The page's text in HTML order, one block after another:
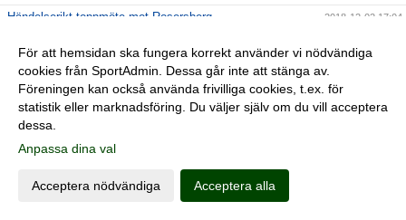
Händelserikt toppmöte mot Rosersberg 2018-12-02 17:04
Handbollshöjdare i Decemberdrag
Stabil hemmaseger = 7:e raka 2018-11-24 17:49
Seriens enda farmarlag på besök 2018-11-22 16:34
INFÖR hemmamatch mot HK Ceres
För att hemsidan ska fungera korrekt använder vi nödvändiga
cookies från SportAdmin. Dessa går inte att stänga av.
Föreningen kan också använda frivilliga cookies, t.ex. för
statistik eller marknadsföring. Du väljer själv om du vill acceptera
dessa.
Anpassa dina val
Acceptera nödvändiga Acceptera alla